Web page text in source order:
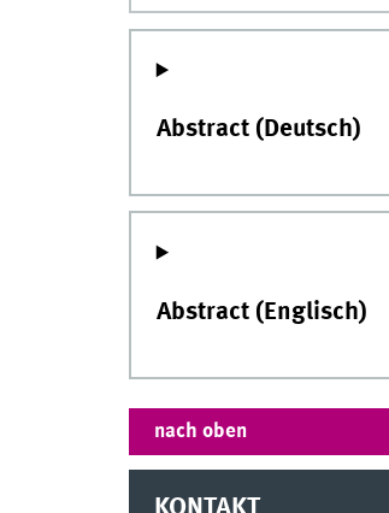
Abstract (Deutsch)
Abstract (Englisch)
nach oben